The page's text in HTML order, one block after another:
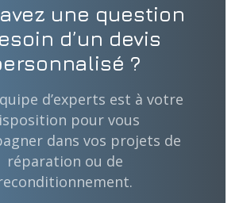
une question
d’un devis
?
d’experts est à votre
pour vous
dans vos projets de
réparation ou de